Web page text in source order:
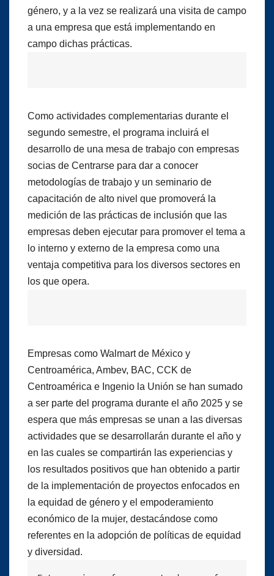
género, y a la vez se realizará una visita de campo
a una empresa que está implementando en
campo dichas prácticas.
Como actividades complementarias durante el
segundo semestre, el programa incluirá el
desarrollo de una mesa de trabajo con empresas
socias de Centrarse para dar a conocer
metodologías de trabajo y un seminario de
capacitación de alto nivel que promoverá la
medición de las prácticas de inclusión que las
empresas deben ejecutar para promover el tema a
lo interno y externo de la empresa como una
ventaja competitiva para los diversos sectores en
los que opera.
Empresas como Walmart de México y
Centroamérica, Ambev, BAC, CCK de
Centroamérica e Ingenio la Unión se han sumado
a ser parte del programa durante el año 2025 y se
espera que más empresas se unan a las diversas
actividades que se desarrollarán durante el año y
en las cuales se compartirán las experiencias y
los resultados positivos que han obtenido a partir
de la implementación de proyectos enfocados en
la equidad de género y el empoderamiento
económico de la mujer, destacándose como
referentes en la adopción de políticas de equidad
y diversidad.